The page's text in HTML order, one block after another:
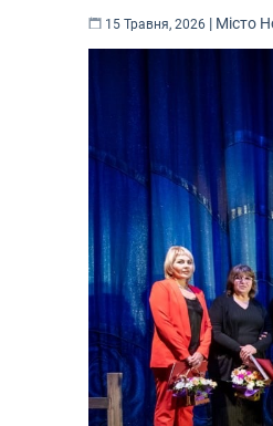
15 Травня, 2026 | Місто